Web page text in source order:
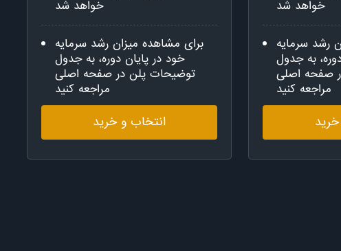
خواهد شد
برای مشاهده میزان رشد سرمایه
خود در پایان دوره، به جدول
توضیحات پلن در صفحه اصلی
مراجعه کنید
انتخاب و خرید
خواهد شد
رشد سرمایه
به جدول
صفحه اصلی
مراجعه کنید